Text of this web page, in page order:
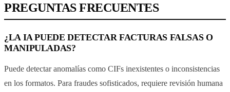
PREGUNTAS FRECUENTES
¿LA IA PUEDE DETECTAR FACTURAS FALSAS O
MANIPULADAS?
Puede detectar anomalías como CIFs inexistentes o inconsistencias
en los formatos. Para fraudes sofisticados, requiere revisión humana